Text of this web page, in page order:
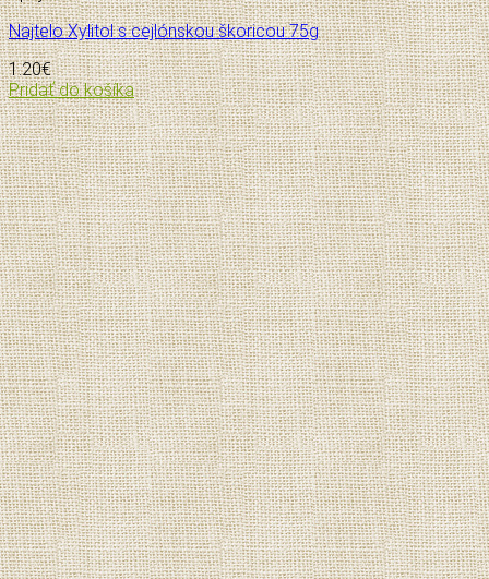
Najtelo Xylitol s cejlónskou škoricou 75g
1.20€
Pridať do košíka